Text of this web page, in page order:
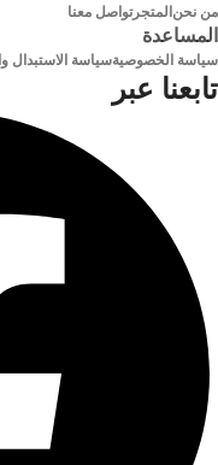
شكل
الكابل
الخامة
الموصلات مطلية بالذهب
من نحن المتجرتواصل معنا
المساعدة
سياسة الخصوصيةسياسة الاستبدال
تابعنا عبر